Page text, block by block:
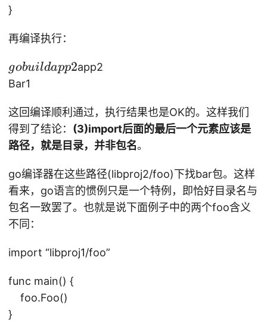
n
x6
xc
4
4
w
13
01
fs
h0
00
n/
/g
b
}
再编译执行：
g
o
u
il
d
p
p
2
gobuildapp2app2
Bar1
这回编译顺利通过，执行结果也是OK的。这样我们
得到了结论： (3)import后面的最后一个元素应该是
路径，就是目录，并非包名。
go编译器在这些路径(libproj2/foo)下找bar包。这样
看来，go语言的惯例只是一个特例，即恰好目录名与
包名一致罢了。也就是说下面例子中的两个foo含义
不同：
import “libproj1/foo”
func main() {
foo.Foo()
}